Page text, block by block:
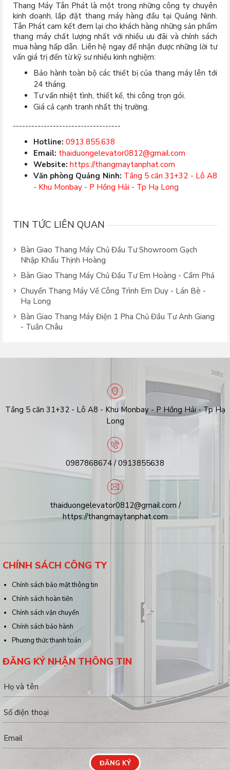
Thang Máy Tân Phát là một trong những công ty chuyên
kinh doanh, lắp đặt thang máy hàng đầu tại Quảng Ninh.
Tân Phát cam kết đem lại cho khách hàng những sản phẩm
thang máy chất lượng nhất với nhiều ưu đãi và chính sách
mua hàng hấp dẫn. Liên hệ ngay để nhận được những lời tư
vấn giá trị đến từ kỹ sư nhiều kinh nghiệm:
Bảo hành toàn bộ các thiết bị của thang máy lên tới
24 tháng.
Tư vấn nhiệt tình, thiết kế, thi công trọn gói.
Giá cả cạnh tranh nhất thị trường.
-----------------------------------
Hotline: 0913.855.638
Email: thaiduongelevator0812@gmail.com
Website: https://thangmaytanphat.com
Văn phòng Quảng Ninh: Tầng 5 căn 31+32 - Lô A8
- Khu Monbay - P Hồng Hải - Tp Hạ Long
TIN TỨC LIÊN QUAN
Bàn Giao Thang Máy Chủ Đầu Tư Showroom Gạch
Nhập Khẩu Thịnh Hoàng
Bàn Giao Thang Máy Chủ Đầu Tư Em Hoàng - Cẩm Phả
Chuyển Thang Máy Về Công Trình Em Duy - Lán Bè -
Hạ Long
Bàn Giao Thang Máy Điện 1 Pha Chủ Đầu Tư Anh Giang
- Tuần Châu
Tầng 5 căn 31+32 - Lô A8 - Khu Monbay - P Hồng Hải - Tp Hạ
Long
0987868674 / 0913855638
thaiduongelevator0812@gmail.com /
https://thangmaytanphat.com
CHÍNH SÁCH CÔNG TY
Chính sách bảo mật thông tin
Chính sách hoàn tiền
Chính sách vận chuyển
Chính sách bảo hành
Phương thức thanh toán
ĐĂNG KÝ NHẬN THÔNG TIN
ĐĂNG KÝ